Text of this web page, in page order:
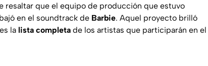
resaltar que el equipo de producción que estuvo
en el soundtrack de Barbie. Aquel proyecto brilló
la lista completa de los artistas que participarán en el